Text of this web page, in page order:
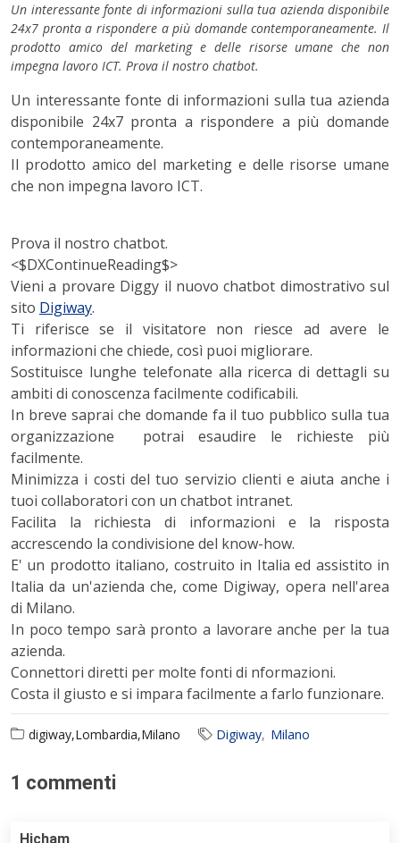
Un interessante fonte di informazioni sulla tua azienda disponibile
24x7 pronta a rispondere a più domande contemporaneamente. Il
prodotto amico del marketing e delle risorse umane che non
impegna lavoro ICT. Prova il nostro chatbot.
Un interessante fonte di informazioni sulla tua azienda
disponibile 24x7 pronta a rispondere a più domande
contemporaneamente.
Il prodotto amico del marketing e delle risorse umane
che non impegna lavoro ICT.
Prova il nostro chatbot.
<$DXContinueReading$>
Vieni a provare Diggy il nuovo chatbot dimostrativo sul
sito Digiway.
Ti riferisce se il visitatore non riesce ad avere le
informazioni che chiede, così puoi migliorare.
Sostituisce lunghe telefonate alla ricerca di dettagli su
ambiti di conoscenza facilmente codificabili.
In breve saprai che domande fa il tuo pubblico sulla tua
organizzazione potrai esaudire le richieste più
facilmente.
Minimizza i costi del tuo servizio clienti e aiuta anche i
tuoi collaboratori con un chatbot intranet.
Facilita la richiesta di informazioni e la risposta
accrescendo la condivisione del know-how.
E' un prodotto italiano, costruito in Italia ed assistito in
Italia da un'azienda che, come Digiway, opera nell'area
di Milano.
In poco tempo sarà pronto a lavorare anche per la tua
azienda.
Connettori diretti per molte fonti di nformazioni.
Costa il giusto e si impara facilmente a farlo funzionare.
digiway,Lombardia,Milano Digiway Milano
1 commenti
Hicham